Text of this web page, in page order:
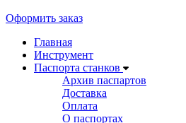
Оформить заказ
Главная
Инструмент
Паспорта станков
Архив паспартов
Доставка
Оплата
О паспортах